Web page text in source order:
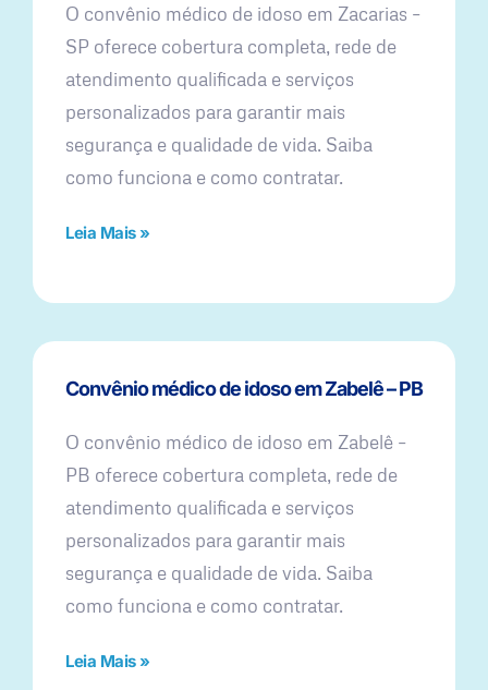
O convênio médico de idoso em Zacarias –
SP oferece cobertura completa, rede de
atendimento qualificada e serviços
personalizados para garantir mais
segurança e qualidade de vida. Saiba
como funciona e como contratar.
Leia Mais »
Convênio médico de idoso em Zabelê – PB
O convênio médico de idoso em Zabelê –
PB oferece cobertura completa, rede de
atendimento qualificada e serviços
personalizados para garantir mais
segurança e qualidade de vida. Saiba
como funciona e como contratar.
Leia Mais »